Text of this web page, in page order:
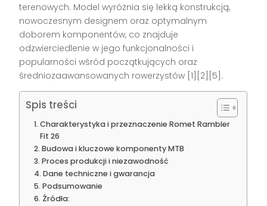
terenowych. Model wyróżnia się lekką konstrukcją,
nowoczesnym designem oraz optymalnym
doborem komponentów, co znajduje
odzwierciedlenie w jego funkcjonalności i
popularności wśród początkujących oraz
średniozaawansowanych rowerzystów [1][2][5] .
Spis treści
Charakterystyka i przeznaczenie Romet Rambler
Fit 26
Budowa i kluczowe komponenty MTB
Proces produkcji i niezawodność
Dane techniczne i gwarancja
Podsumowanie
Źródła: